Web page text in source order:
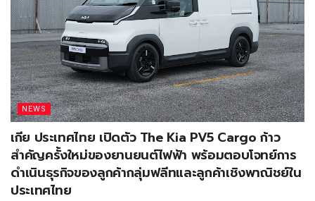
NEWS
เกีย ประเทศไทย เปิดตัว The Kia PV5 Cargo ก้าว
สำคัญครั้งใหม่ของยานยนต์ไฟฟ้า พร้อมตอบโจทย์การ
ดำเนินธุรกิจของลูกค้ากลุ่มฟลีทและลูกค้าเชิงพาณิชย์ใน
ประเทศไทย